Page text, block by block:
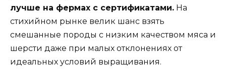
лучше на фермах с сертификатами. На
стихийном рынке велик шанс взять
смешанные породы с низким качеством мяса и
шерсти даже при малых отклонениях от
идеальных условий выращивания.